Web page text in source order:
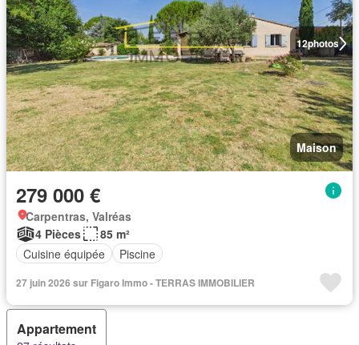
12photos
Maison
279 000 €
Carpentras, Valréas
4 Pièces
85 m²
Cuisine équipée
Piscine
27 juin 2026 sur Figaro Immo - TERRAS IMMOBILIER
Appartement